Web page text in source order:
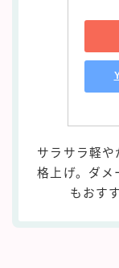
サラサラ軽や
格上げ。ダメ
もおす